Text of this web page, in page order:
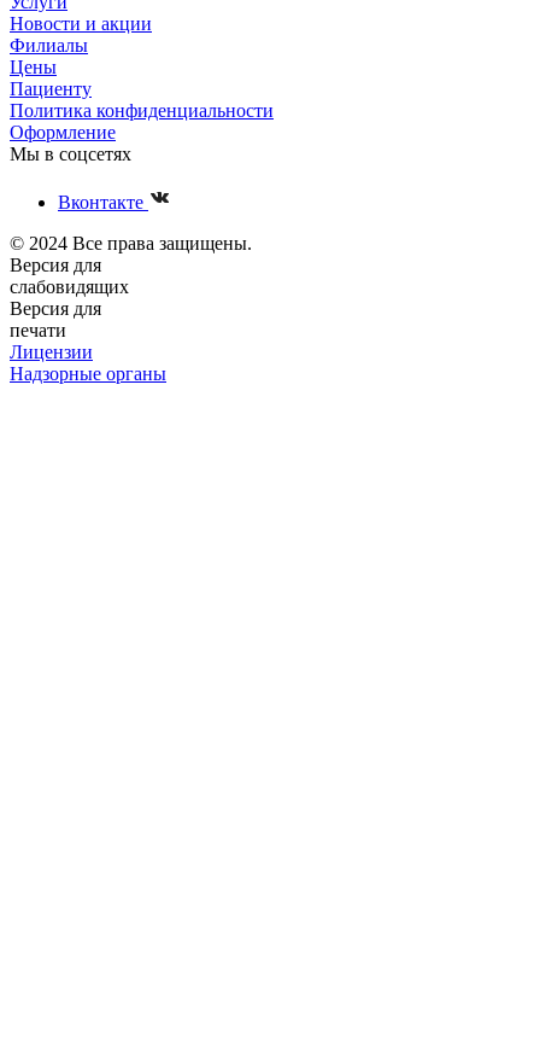
Новости и акции
Филиалы
Цены
Пациенту
Политика конфиденциальности
Оформление
Мы в соцсетях
Вконтакте
© 2024 Все права защищены.
Версия для
слабовидящих
Версия для
печати
Лицензии
Надзорные органы